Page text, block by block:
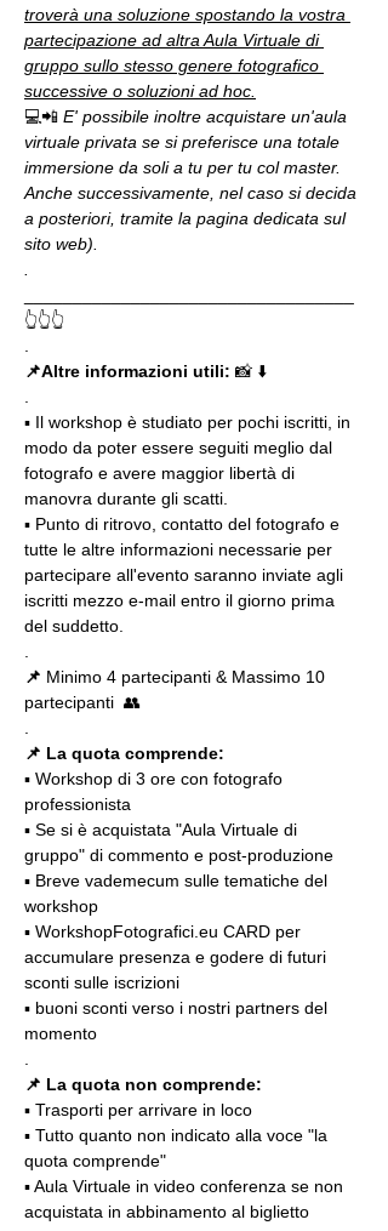
troverà una soluzione spostando la vostra
partecipazione ad altra Aula Virtuale di
gruppo sullo stesso genere fotografico
successive o soluzioni ad hoc.
💻📲 E' possibile inoltre acquistare un'aula
virtuale privata se si preferisce una totale
immersione da soli a tu per tu col master.
Anche successivamente, nel caso si decida
a posteriori, tramite la pagina dedicata sul
sito web).
👆👆👆
📌Altre informazioni utili: 📸 ⬇️
▪️ Il workshop è studiato per pochi iscritti, in
modo da poter essere seguiti meglio dal
fotografo e avere maggior libertà di
manovra durante gli scatti.
▪️ Punto di ritrovo, contatto del fotografo e
tutte le altre informazioni necessarie per
partecipare all'evento saranno inviate agli
iscritti mezzo e-mail entro il giorno prima
del suddetto.
📌 Minimo 4 partecipanti & Massimo 10
partecipanti  👥
📌 La quota comprende:
▪️ Workshop di 3 ore con fotografo
professionista
▪️ Se si è acquistata "Aula Virtuale di
gruppo" di commento e post-produzione
▪️ Breve vademecum sulle tematiche del
workshop
▪️ WorkshopFotografici.eu CARD per
accumulare presenza e godere di futuri
sconti sulle iscrizioni
▪️ buoni sconti verso i nostri partners del
momento
📌 La quota non comprende:
▪️ Trasporti per arrivare in loco
▪️ Tutto quanto non indicato alla voce "la
quota comprende"
▪️ Aula Virtuale in video conferenza se non
acquistata in abbinamento al biglietto